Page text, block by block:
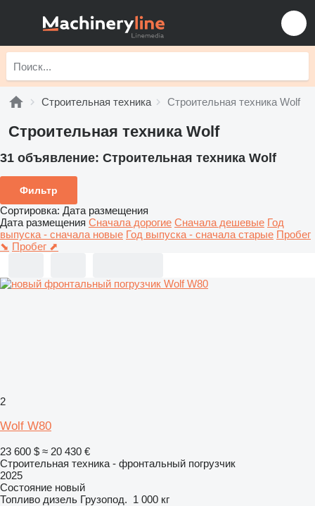
Строительная техника Строительная техника Wolf
Строительная техника Wolf
31 объявление: Строительная техника Wolf
Фильтр
Сортировка: Дата размещения
Дата размещения Сначала дорогие Сначала дешевые Год
выпуска - сначала новые Год выпуска - сначала старые Пробег
⬊ Пробег ⬈
2
Wolf W80
23 600 $ ≈ 20 430 €
Строительная техника - фронтальный погрузчик
2025
Состояние новый
Топливо дизель Грузопод. 1 000 кг